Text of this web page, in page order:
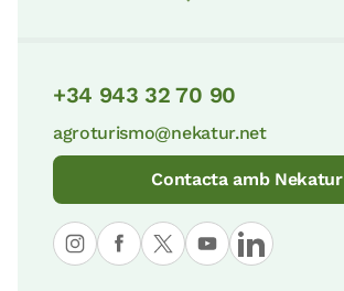
+34 943 32 70 90
agroturismo@nekatur.net
Contacta amb Nekatur